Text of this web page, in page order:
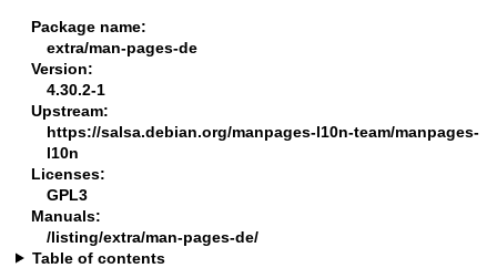
Package name:
extra/man-pages-de
Version:
4.30.2-1
Upstream:
https://salsa.debian.org/manpages-l10n-team/manpages-
l10n
Licenses:
GPL3
Manuals:
/listing/extra/man-pages-de/
Table of contents